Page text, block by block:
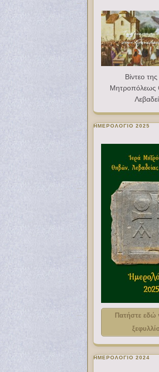
Βίντεο της
Μητροπόλεως
ΗΜΕΡΟΛΟΓΙΟ 2025
Πατήστε εδώ
ΗΜΕΡΟΛΟΓΙΟ 2024